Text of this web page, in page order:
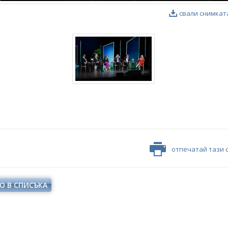
свали
отпечатай тази
В СПИСЪКА